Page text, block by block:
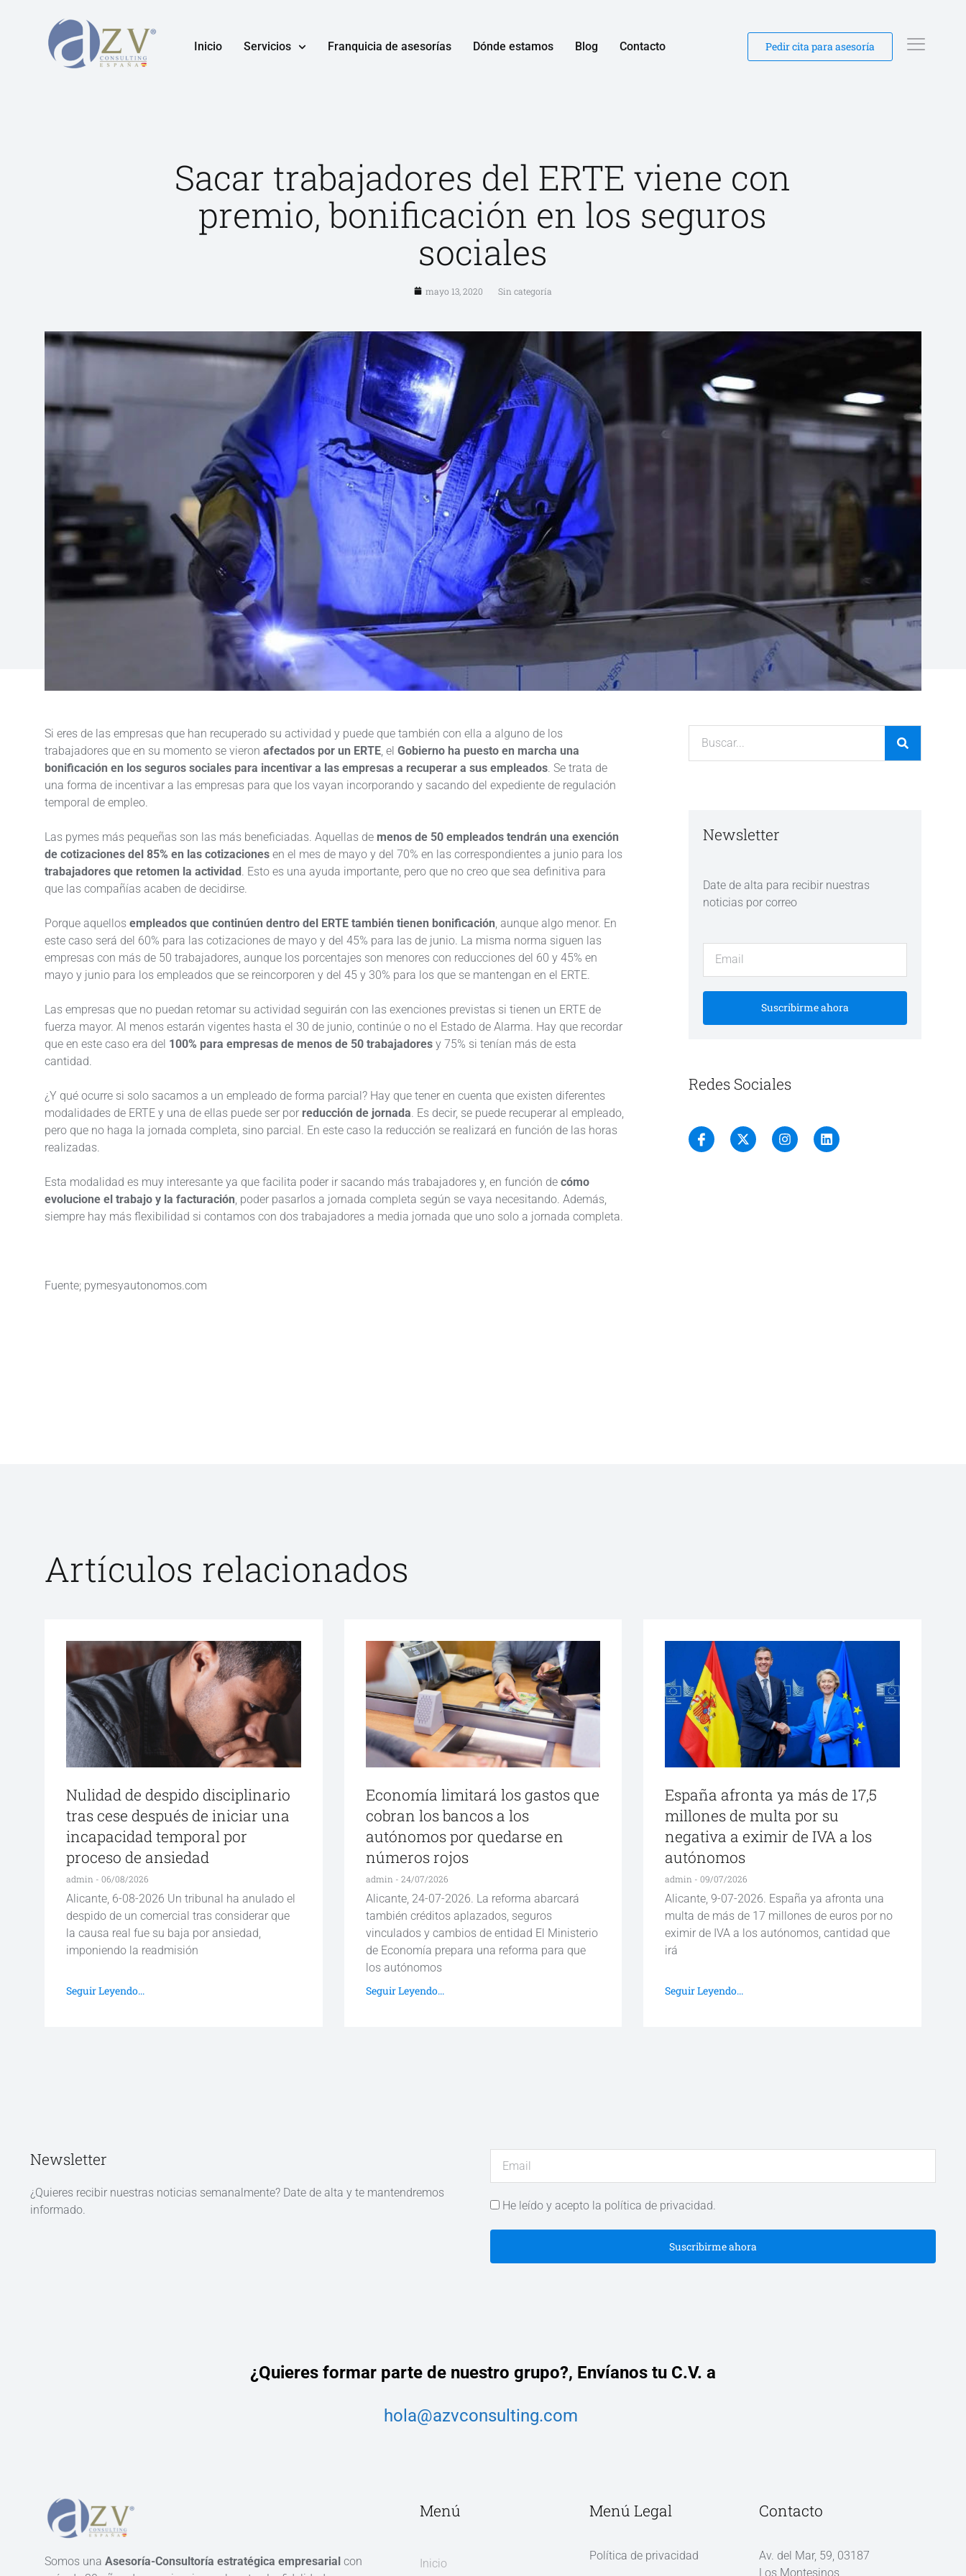
Inicio Servicios Franquicia de asesorías Dónde estamos Blog Contacto Pedir cita para asesoría
Sacar trabajadores del ERTE viene con
premio, bonificación en los seguros
sociales
mayo 13, 2020 Sin categoría
Si eres de las empresas que han recuperado su actividad y puede que también con ella a alguno de los
trabajadores que en su momento se vieron afectados por un ERTE, el Gobierno ha puesto en marcha una
bonificación en los seguros sociales para incentivar a las empresas a recuperar a sus empleados. Se trata de
una forma de incentivar a las empresas para que los vayan incorporando y sacando del expediente de regulación
temporal de empleo.
Las pymes más pequeñas son las más beneficiadas. Aquellas de menos de 50 empleados tendrán una exención
de cotizaciones del 85% en las cotizaciones en el mes de mayo y del 70% en las correspondientes a junio para los
trabajadores que retomen la actividad. Esto es una ayuda importante, pero que no creo que sea definitiva para
que las compañías acaben de decidirse.
Porque aquellos empleados que continúen dentro del ERTE también tienen bonificación, aunque algo menor. En
este caso será del 60% para las cotizaciones de mayo y del 45% para las de junio. La misma norma siguen las
empresas con más de 50 trabajadores, aunque los porcentajes son menores con reducciones del 60 y 45% en
mayo y junio para los empleados que se reincorporen y del 45 y 30% para los que se mantengan en el ERTE.
Las empresas que no puedan retomar su actividad seguirán con las exenciones previstas si tienen un ERTE de
fuerza mayor. Al menos estarán vigentes hasta el 30 de junio, continúe o no el Estado de Alarma. Hay que recordar
que en este caso era del 100% para empresas de menos de 50 trabajadores y 75% si tenían más de esta
cantidad.
¿Y qué ocurre si solo sacamos a un empleado de forma parcial? Hay que tener en cuenta que existen diferentes
modalidades de ERTE y una de ellas puede ser por reducción de jornada. Es decir, se puede recuperar al empleado,
pero que no haga la jornada completa, sino parcial. En este caso la reducción se realizará en función de las horas
realizadas.
Esta modalidad es muy interesante ya que facilita poder ir sacando más trabajadores y, en función de cómo
evolucione el trabajo y la facturación, poder pasarlos a jornada completa según se vaya necesitando. Además,
siempre hay más flexibilidad si contamos con dos trabajadores a media jornada que uno solo a jornada completa.
Fuente; pymesyautonomos.com
Newsletter
Date de alta para recibir nuestras
noticias por correo
Suscribirme ahora
Redes Sociales
Artículos relacionados
Nulidad de despido disciplinario
tras cese después de iniciar una
incapacidad temporal por
proceso de ansiedad
admin 06/08/2026
Alicante, 6-08-2026 Un tribunal ha anulado el
despido de un comercial tras considerar que
la causa real fue su baja por ansiedad,
imponiendo la readmisión
Seguir Leyendo...
Economía limitará los gastos que
cobran los bancos a los
autónomos por quedarse en
números rojos
admin 24/07/2026
Alicante, 24-07-2026. La reforma abarcará
también créditos aplazados, seguros
vinculados y cambios de entidad El Ministerio
de Economía prepara una reforma para que
los autónomos
Seguir Leyendo...
España afronta ya más de 17,5
millones de multa por su
negativa a eximir de IVA a los
autónomos
admin 09/07/2026
Alicante, 9-07-2026. España ya afronta una
multa de más de 17 millones de euros por no
eximir de IVA a los autónomos, cantidad que
irá
Seguir Leyendo...
Newsletter
¿Quieres recibir nuestras noticias semanalmente? Date de alta y te mantendremos
informado.
He leído y acepto la política de privacidad.
Suscribirme ahora
¿Quieres formar parte de nuestro grupo?, Envíanos tu C.V. a
hola@azvconsulting.com
Somos una Asesoría-Consultoría estratégica empresarial con
Menú
Inicio
Menú Legal
Política de privacidad
Contacto
Av. del Mar, 59, 03187
Los Montesinos,